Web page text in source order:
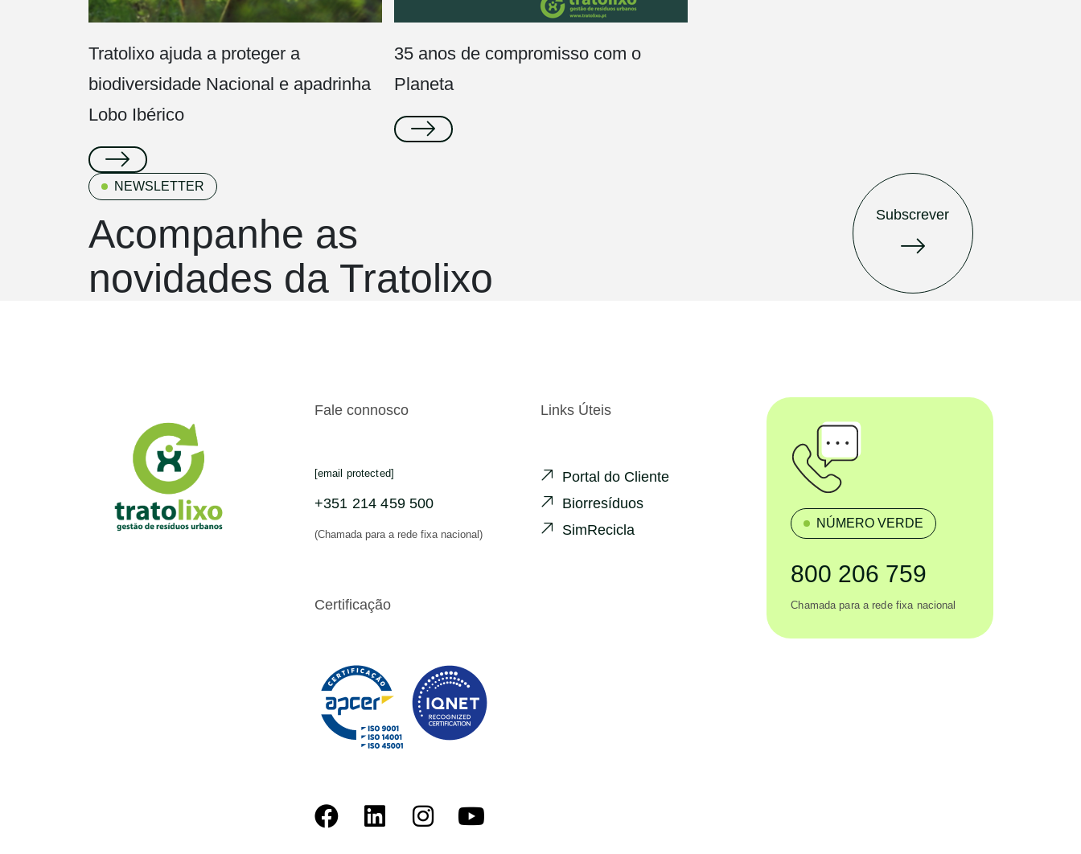
Tratolixo ajuda a proteger a
biodiversidade Nacional e apadrinha
Lobo Ibérico
35 anos de compromisso com o
Planeta
NEWSLETTER
Acompanhe as
novidades da Tratolixo
Subscrever
Fale connosco
[email protected]
+351 214 459 500
(Chamada para a rede fixa nacional)
Certificação
Links Úteis
Portal do Cliente
Biorresíduos
SimRecicla
NÚMERO VERDE
800 206 759
Chamada para a rede fixa nacional